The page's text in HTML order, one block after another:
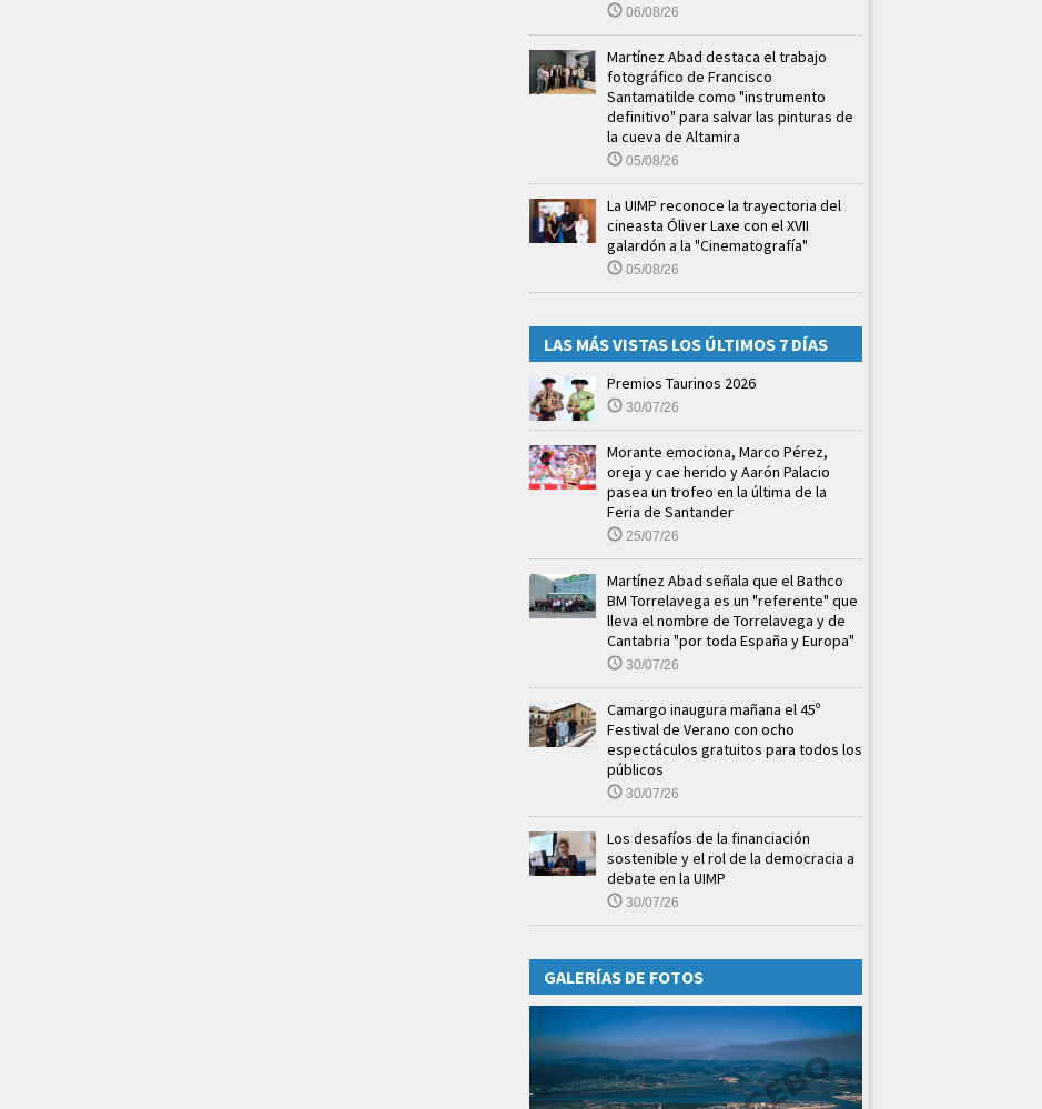
06/08/26
Martínez Abad destaca el trabajo
fotográfico de Francisco
Santamatilde como "instrumento
definitivo" para salvar las pinturas de
la cueva de Altamira
05/08/26
La UIMP reconoce la trayectoria del
cineasta Óliver Laxe con el XVII
galardón a la "Cinematografía"
05/08/26
LAS MÁS VISTAS LOS ÚLTIMOS 7 DÍAS
Premios Taurinos 2026
30/07/26
Morante emociona, Marco Pérez,
oreja y cae herido y Aarón Palacio
pasea un trofeo en la última de la
Feria de Santander
25/07/26
Martínez Abad señala que el Bathco
BM Torrelavega es un "referente" que
lleva el nombre de Torrelavega y de
Cantabria "por toda España y Europa"
30/07/26
Camargo inaugura mañana el 45º
Festival de Verano con ocho
espectáculos gratuitos para todos los
públicos
30/07/26
Los desafíos de la financiación
sostenible y el rol de la democracia a
debate en la UIMP
30/07/26
GALERÍAS DE FOTOS